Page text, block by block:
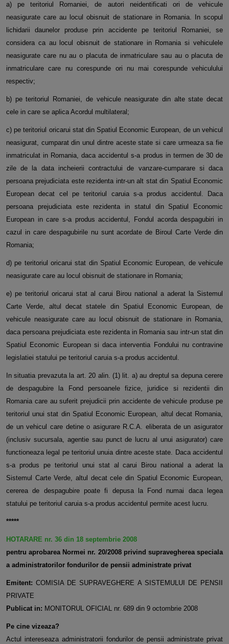
a) pe teritoriul Romaniei, de autori neidentificati ori de vehicule
neasigurate care au locul obisnuit de stationare in Romania. In scopul
lichidarii daunelor produse prin accidente pe teritoriul Romaniei, se
considera ca au locul obisnuit de stationare in Romania si vehiculele
neasigurate care nu au o placuta de inmatriculare sau au o placuta de
inmatriculare care nu corespunde ori nu mai corespunde vehiculului
respectiv;
b) pe teritoriul Romaniei, de vehicule neasigurate din alte state decat
cele in care se aplica Acordul multilateral;
c) pe teritoriul oricarui stat din Spatiul Economic European, de un vehicul
neasigurat, cumparat din unul dintre aceste state si care urmeaza sa fie
inmatriculat in Romania, daca accidentul s-a produs in termen de 30 de
zile de la data incheierii contractului de vanzare-cumparare si daca
persoana prejudiciata este rezidenta intr-un alt stat din Spatiul Economic
European decat cel pe teritoriul caruia s-a produs accidentul. Daca
persoana prejudiciata este rezidenta in statul din Spatiul Economic
European in care s-a produs accidentul, Fondul acorda despagubiri in
cazul in care despagubirile nu sunt acordate de Biroul Carte Verde din
Romania;
d) pe teritoriul oricarui stat din Spatiul Economic European, de vehicule
neasigurate care au locul obisnuit de stationare in Romania;
e) pe teritoriul oricarui stat al carui Birou national a aderat la Sistemul
Carte Verde, altul decat statele din Spatiul Economic European, de
vehicule neasigurate care au locul obisnuit de stationare in Romania,
daca persoana prejudiciata este rezidenta in Romania sau intr-un stat din
Spatiul Economic European si daca interventia Fondului nu contravine
legislatiei statului pe teritoriul caruia s-a produs accidentul.
In situatia prevazuta la art. 20 alin. (1) lit. a) au dreptul sa depuna cerere
de despagubire la Fond persoanele fizice, juridice si rezidentii din
Romania care au suferit prejudicii prin accidente de vehicule produse pe
teritoriul unui stat din Spatiul Economic European, altul decat Romania,
de un vehicul care detine o asigurare R.C.A. eliberata de un asigurator
(inclusiv sucursala, agentie sau punct de lucru al unui asigurator) care
functioneaza legal pe teritoriul unuia dintre aceste state. Daca accidentul
s-a produs pe teritoriul unui stat al carui Birou national a aderat la
Sistemul Carte Verde, altul decat cele din Spatiul Economic European,
cererea de despagubire poate fi depusa la Fond numai daca legea
statului pe teritoriul caruia s-a produs accidentul permite acest lucru.
*****
HOTARARE nr. 36 din 18 septembrie 2008
pentru aprobarea Normei nr. 20/2008 privind supravegherea speciala
a administratorilor fondurilor de pensii administrate privat
Emitent:COMISIA DE SUPRAVEGHERE A SISTEMULUI DE PENSII
PRIVATE
Publicat in: MONITORUL OFICIAL nr. 689 din 9 octombrie 2008
Pe cine vizeaza?
Actul intereseaza administratorii fondurilor de pensii administrate privat